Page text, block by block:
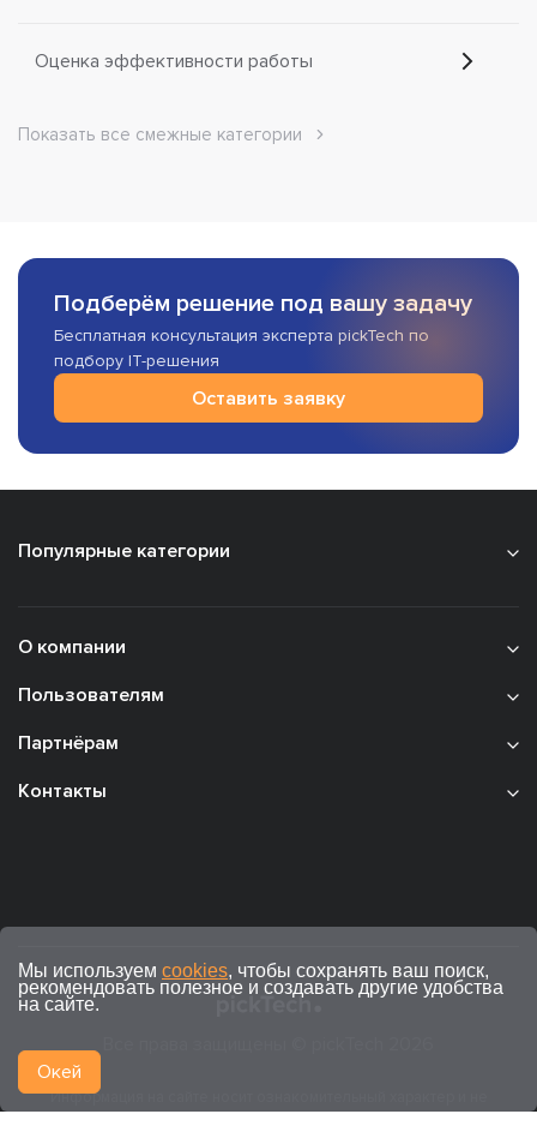
Оценка эффективности работы
Показать все смежные категории
Подберём решение под вашу задачу
Бесплатная консультация эксперта pickTech по
подбору IT-решения
Оставить заявку
Популярные категории
О компании
Пользователям
Партнёрам
Контакты
Информация на сайте носит ознакомительный характер и не
Мы используем cookies, чтобы сохранять ваш поиск,
рекомендовать полезное и создавать другие удобства
на сайте.
Окей